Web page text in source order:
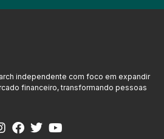
independente com foco em expandir
financeiro, transformando pessoas